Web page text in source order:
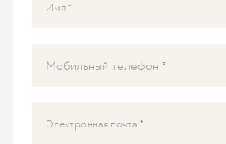
Имя
Мобильный телефон
Электронная почта